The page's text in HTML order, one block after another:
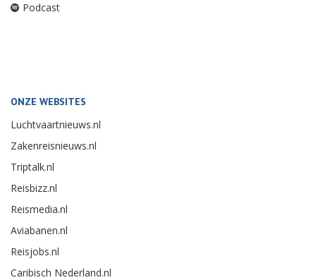
Podcast
ONZE WEBSITES
Luchtvaartnieuws.nl
Zakenreisnieuws.nl
Triptalk.nl
Reisbizz.nl
Reismedia.nl
Aviabanen.nl
Reisjobs.nl
Caribisch Nederland.nl